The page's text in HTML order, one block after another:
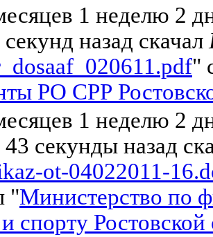
1 неделю 2
назад скачал
"
РО СРР
1 неделю 2
секунды назад
ot-04022011-
"Министерство по
спорту Ростовской